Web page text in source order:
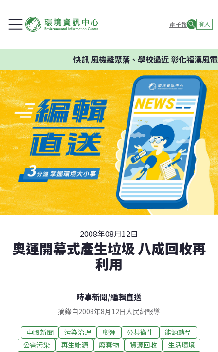
電子報 登入
快訊風機離聚落、學校過近 彰化福漢風電
2008年08月12日
奧運開幕式產生垃圾 八成回收再
利用
時事新聞/編輯直送
摘錄自2008年8月12日人民網報導
中國新聞 污染治理 奧運 公共衛生
能源轉型
公害污染
再生能源 廢棄物 資源回收
生活環境